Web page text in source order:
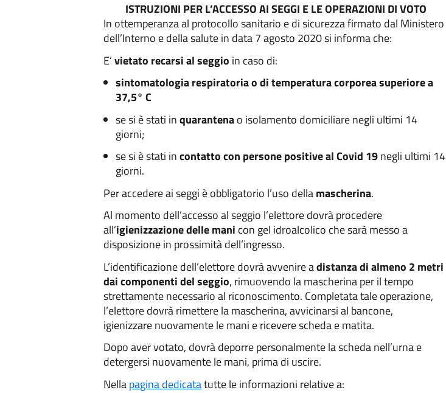
ISTRUZIONI PER L’ACCESSO AI SEGGI E LE OPERAZIONI DI VOTO
In ottemperanza al protocollo sanitario e di sicurezza firmato dal Ministero
dell’Interno e della salute in data 7 agosto 2020 si informa che:
E’vietato recarsi al seggio in caso di:
sintomatologia respiratoria o di temperatura corporea superiore a
37,5° C
se si è stati inquarantenao isolamento domiciliare negli ultimi 14
giorni;
se si è stati incontatto con persone positive al Covid 19negli ultimi 14
giorni.
Per accedere ai seggi è obbligatorio l’uso dellamascherina.
Al momento dell’accesso al seggio l’elettore dovrà procedere
all’igienizzazione delle mani con gel idroalcolico che sarà messo a
disposizione in prossimità dell’ingresso.
L’identificazione dell’elettore dovrà avvenire adistanza di almeno 2 metri
dai componenti del seggio, rimuovendo la mascherina per il tempo
strettamente necessario al riconoscimento. Completata tale operazione,
l’elettore dovrà rimettere la mascherina, avvicinarsi al bancone,
igienizzare nuovamente le mani e ricevere scheda e matita.
Dopo aver votato, dovrà deporre personalmente la scheda nell’urna e
detergersi nuovamente le mani, prima di uscire.
Nellapagina dedicatatutte le informazioni relative a: